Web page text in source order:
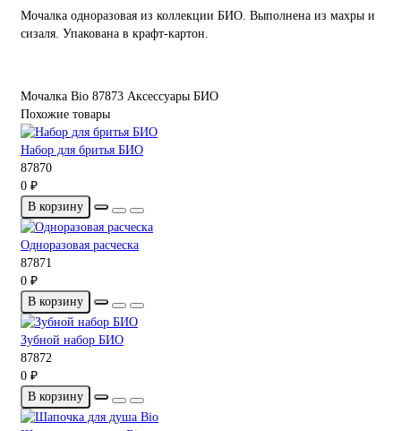
Мочалка одноразовая из коллекции БИО. Выполнена из махры и
сизаля. Упакована в крафт-картон.
Мочалка Bio 87873 Аксессуары БИО
Похожие товары
Набор для бритья БИО
87870
0 ₽
В корзину
Одноразовая расческа
87871
0 ₽
В корзину
Зубной набор БИО
87872
0 ₽
В корзину